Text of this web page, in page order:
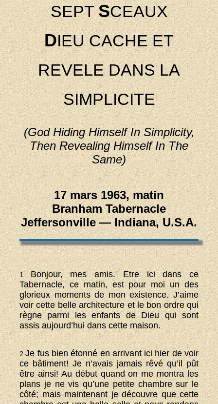
SEPTSCEAUX
DIEU CACHE ET
REVELE DANS LA
SIMPLICITE
(God Hiding Himself In Simplicity,
Then Revealing Himself In The
Same)
17 mars 1963, matin
Branham Tabernacle
Jeffersonville — Indiana, U.S.A.
1Bonjour, mes amis. Etre ici dans ce
Tabernacle, ce matin, est pour moi un des
glorieux moments de mon existence. J’aime
voir cette belle architecture et le bon ordre qui
règne parmi les enfants de Dieu qui sont
assis aujourd’hui dans cette maison.
2Je fus bien étonné en arrivant ici hier de voir
ce bâtiment! Je n’avais jamais rêvé qu’il pût
être ainsi! Au début quand on me montra les
plans je ne vis qu’une petite chambre sur le
côté; mais maintenant je découvre que cette